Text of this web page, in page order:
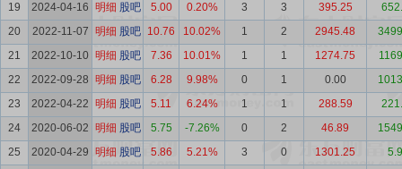
19
2024-04-16 明细 股吧 5.00 0.20% 3 3 395.25
20
2022-11-07 明细 股吧 10.76 10.02% 1 2 2945.48
21
2022-10-10 明细 股吧 7.36 10.01% 1 1 1274.75
22
2022-09-28 明细 股吧 6.28 9.98% 0 1 0.00
23
2022-04-22 明细 股吧 5.11 6.24% 1 1 288.59
24
2020-06-02 明细 股吧 5.75 -7.26% 0 2 46.89
25
2020-04-29 明细 股吧 5.86 5.21% 3 0 1301.25